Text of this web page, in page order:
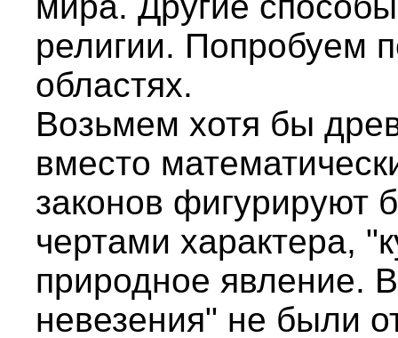
религии. Попробуем
областях.
Возьмем хотя бы
вместо
законов фигурируют
чертами характера,
природное явление.
невезения" не были